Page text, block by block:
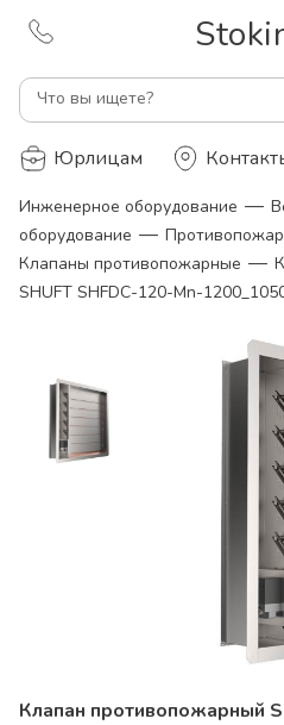
Что вы ищете?
Юрлицам
Инженерное оборудование —
оборудование —
Клапаны противопожарные —
SHUFT SHFDC-120-Mn-
Клапан противопожарный